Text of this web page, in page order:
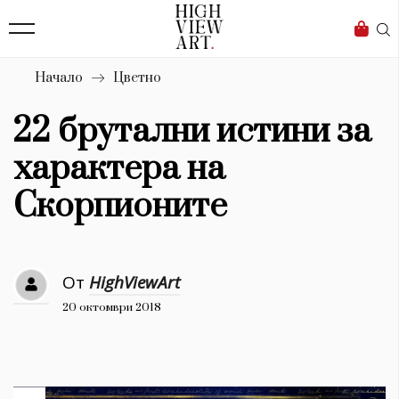
Бизнес
Мода
Dialogue
Изкуство
4339
Красота
Дизайн
Книги
Начало Цветно
22 брутални истини за
характера на
Скорпионите
От HighViewArt
20 октомври 2018